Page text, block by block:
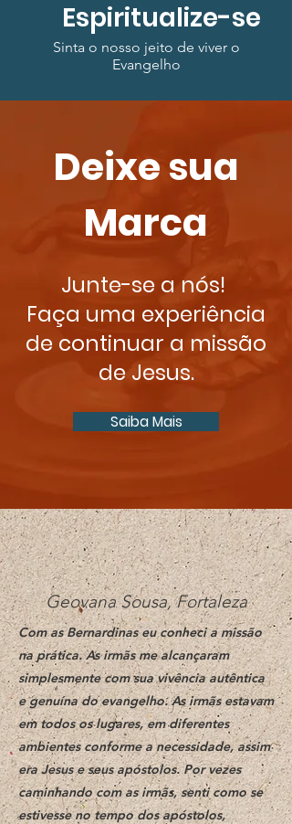
Espiritualize-se
Sinta o nosso jeito de viver o
Evangelho
Deixe sua
Marca
Junte-se a nós!
Faça uma experiência
de continuar a missão
de Jesus.
Saiba Mais
Geovana Sousa, Fortaleza
Com as Bernardinas eu conheci a missão
na prática. As irmãs me alcançaram
simplesmente com sua vivência autêntica
e genuína do evangelho. As irmãs estavam
em todos os lugares, em diferentes
ambientes conforme a necessidade, assim
era Jesus e seus apóstolos. Por vezes
caminhando com as irmãs, senti como se
estivesse no tempo dos apóstolos,